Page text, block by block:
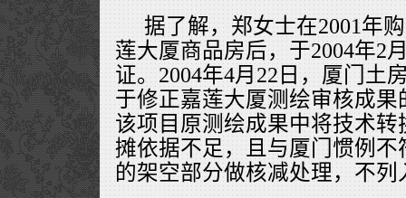
据了解，郑女士在2001年
莲大厦商品房后，于2004年2
证。2004年4月22日，厦门土
于修正嘉莲大厦测绘审核成
该项目原测绘成果中将技术
摊依据不足，且与厦门惯例
的架空部分做核减处理，不列